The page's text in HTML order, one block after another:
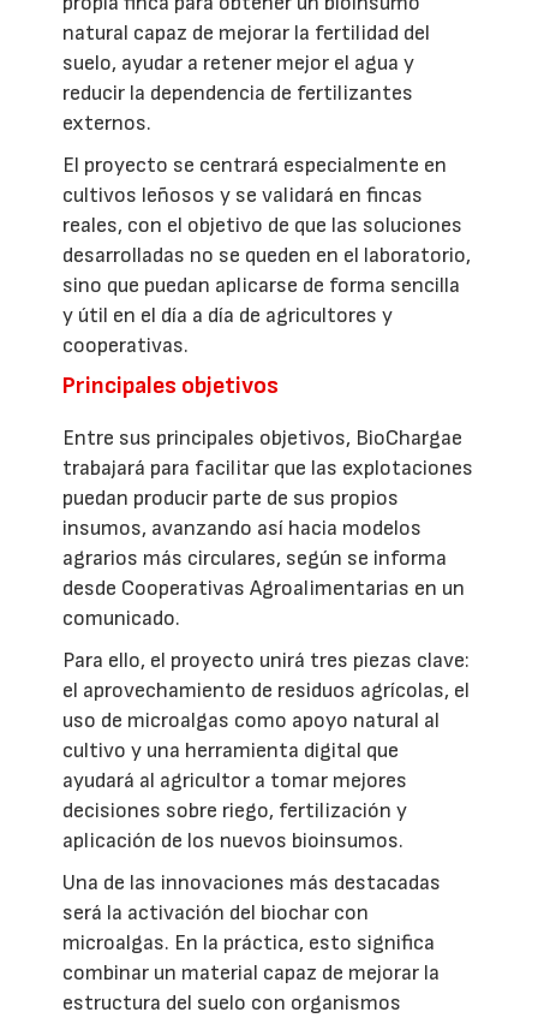
natural capaz de mejorar la fertilidad del
suelo, ayudar a retener mejor el agua y
reducir la dependencia de fertilizantes
externos.
El proyecto se centrará especialmente en
cultivos leñosos y se validará en fincas
reales, con el objetivo de que las soluciones
desarrolladas no se queden en el laboratorio,
sino que puedan aplicarse de forma sencilla
y útil en el día a día de agricultores y
cooperativas.
Principales objetivos
Entre sus principales objetivos, BioChargae
trabajará para facilitar que las explotaciones
puedan producir parte de sus propios
insumos, avanzando así hacia modelos
agrarios más circulares, según se informa
desde Cooperativas Agroalimentarias en un
comunicado.
Para ello, el proyecto unirá tres piezas clave:
el aprovechamiento de residuos agrícolas, el
uso de microalgas como apoyo natural al
cultivo y una herramienta digital que
ayudará al agricultor a tomar mejores
decisiones sobre riego, fertilización y
aplicación de los nuevos bioinsumos.
Una de las innovaciones más destacadas
será la activación del biochar con
microalgas. En la práctica, esto significa
combinar un material capaz de mejorar la
estructura del suelo con organismos